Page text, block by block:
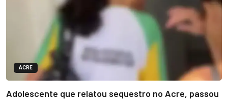
ACRE
Adolescente que relatou sequestro no Acre, passou